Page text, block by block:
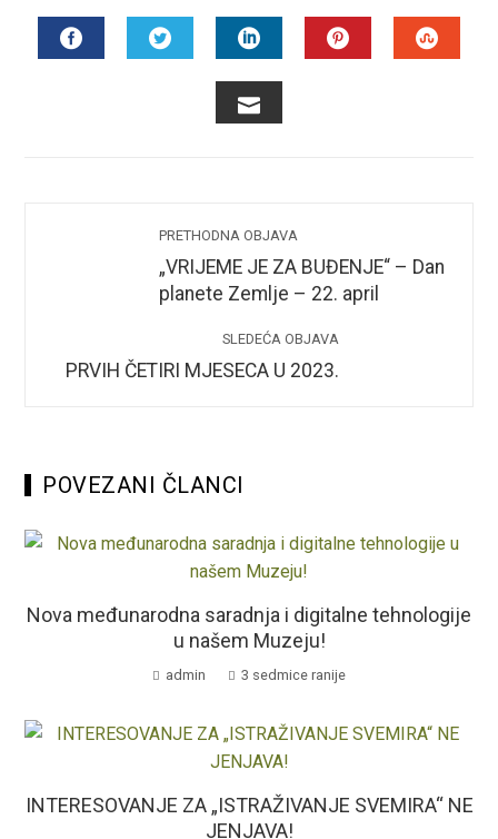
TWITTERLINKEDIN
PRETHODNA OBJAVA
„VRIJEME JE ZA BUĐENJE“ – Dan
planete Zemlje – 22. april
SLEDEĆA OBJAVA
PRVIH ČETIRI MJESECA U 2023.
POVEZANI ČLANCI
Nova međunarodna saradnja i digitalne tehnologije
u našem Muzeju!
admin 3 sedmice ranije
INTERESOVANJE ZA „ISTRAŽIVANJE SVEMIRA“ NE
JENJAVA!